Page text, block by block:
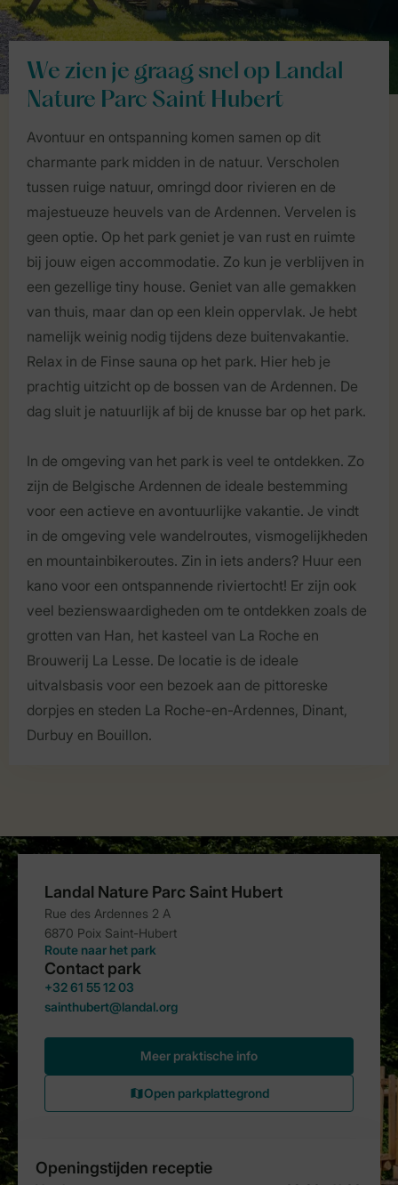
We zien je graag snel op Landal
Nature Parc Saint Hubert
Avontuur en ontspanning komen samen op dit
charmante park midden in de natuur. Verscholen
tussen ruige natuur, omringd door rivieren en de
majestueuze heuvels van de Ardennen. Vervelen is
geen optie. Op het park geniet je van rust en ruimte
bij jouw eigen accommodatie. Zo kun je verblijven in
een gezellige tiny house. Geniet van alle gemakken
van thuis, maar dan op een klein oppervlak. Je hebt
namelijk weinig nodig tijdens deze buitenvakantie.
Relax in de Finse sauna op het park. Hier heb je
prachtig uitzicht op de bossen van de Ardennen. De
dag sluit je natuurlijk af bij de knusse bar op het park.
In de omgeving van het park is veel te ontdekken. Zo
zijn de Belgische Ardennen de ideale bestemming
voor een actieve en avontuurlijke vakantie. Je vindt
in de omgeving vele wandelroutes, vismogelijkheden
en mountainbikeroutes. Zin in iets anders? Huur een
kano voor een ontspannende riviertocht! Er zijn ook
veel bezienswaardigheden om te ontdekken zoals de
grotten van Han, het kasteel van La Roche en
Brouwerij La Lesse. De locatie is de ideale
uitvalsbasis voor een bezoek aan de pittoreske
dorpjes en steden La Roche-en-Ardennes, Dinant,
Durbuy en Bouillon.